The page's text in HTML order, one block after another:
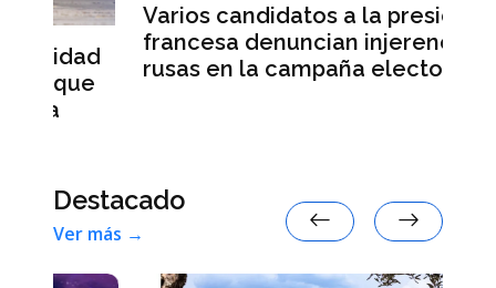
Varios candidatos a la presidencia
francesa denuncian injerencias
rusas en la campaña electoral
Destacado
Ver más →